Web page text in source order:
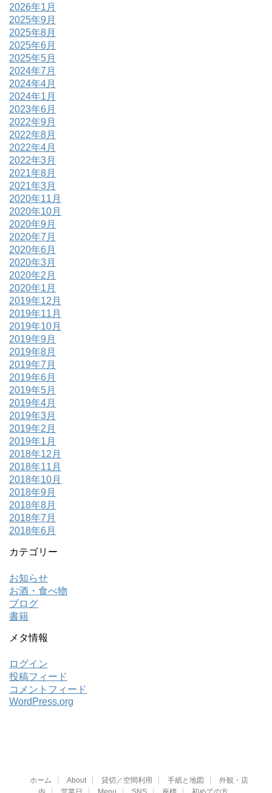
2026年1月
2025年9月
2025年8月
2025年6月
2025年5月
2024年7月
2024年4月
2024年1月
2023年6月
2022年9月
2022年8月
2022年4月
2022年3月
2021年8月
2021年3月
2020年11月
2020年10月
2020年9月
2020年7月
2020年6月
2020年3月
2020年2月
2020年1月
2019年12月
2019年11月
2019年10月
2019年9月
2019年8月
2019年7月
2019年6月
2019年5月
2019年4月
2019年3月
2019年2月
2019年1月
2018年12月
2018年11月
2018年10月
2018年9月
2018年8月
2018年7月
2018年6月
カテゴリー
お知らせ
お酒・食べ物
ブログ
書籍
メタ情報
ログイン
投稿フィード
コメントフィード
WordPress.org
ホーム About 貸切／空間利用 手紙と地図
外観・店